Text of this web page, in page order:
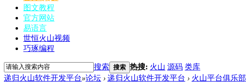
图文教程
官方网站
易语言
世恒火山视频
巧琢编程
搜索 搜索 热搜: 火山 源码 类库
递归火山软件开发平台»论坛 › 递归火山软件开发平台 › 火山平台俱乐部